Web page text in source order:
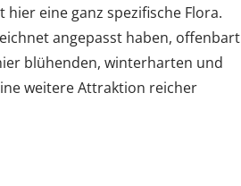
eine ganz spezifische Flora.
angepasst haben, offenbart
blühenden, winterharten und
weitere Attraktion reicher